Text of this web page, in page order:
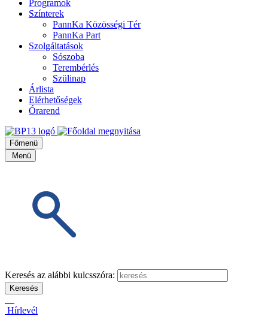
Programok
Színterek
PannKa Közösségi Tér
PannKa Part
Szolgáltatások
Sószoba
Terembérlés
Szülinap
Árlista
Elérhetőségek
Órarend
Főmenü
Menü
Keresés az alábbi kulcsszóra:
Hírlevél